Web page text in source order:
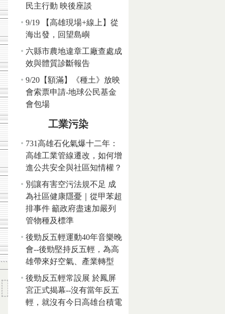
民主行動 映後座談
9/19 【高雄現場+線上】從
海出發，回望島嶼
六縣市農地違章工廠查處成
效與體質診斷報告
9/20【額滿】《種土》放映
會索票申請-地球公民基金
會包場
工業污染
731高雄石化氣爆十二年：
高雄工業管線遷改，如何增
進公共安全與社區知情權？
別讓有害空污法規不足 成
為社區健康隱憂｜從甲苯超
排事件 籲政府盡速加嚴列
管物種及標準
後勁反五輕運動40年音樂晚
會--後勁堅持反五輕，為高
雄帶來好空氣、產業轉型
後勁反五輕常設展 於鳳屏
宮正式揭幕--沒有當年反五
輕，就沒有今日高雄台積電